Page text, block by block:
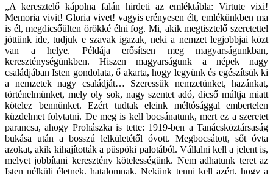
„A keresztelő kápolna falán hirdeti az emléktábla: Virtute vixi!
Memoria vivit! Gloria vivet! vagyis erényesen élt, emlékünkben ma
is él, megdicsőülten örökké élni fog. Mi, akik megtisztelő szeretettel
jöttünk ide, tudjuk e szavak igazak, neki a nemzet legjobbjai közt
van a helye. Példája erősítsen meg magyarságunkban,
kereszténységünkben. Hiszen magyarságunk a népek nagy
családjában Isten gondolata, ő akarta, hogy legyünk és egészítsük ki
a nemzetek nagy családját… Szeressük nemzetünket, hazánkat,
történelmünket, mely oly sok, nagy szentet adó, dicső múltja miatt
kötelez bennünket. Ezért tudtak eleink méltósággal embertelen
küzdelmet folytatni. De meg is kell bocsánatunk, mert ez a szeretet
parancsa, ahogy Prohászka is tette: 1919-ben a Tanácsköztársaság
bukása után a bosszú lelkületétől óvott. Megbocsátott, sőt óvta
azokat, akik kihajították a püspöki palotából. Vállalni kell a jelent is,
melyet jobbítani keresztény kötelességünk. Nem adhatunk teret az
Isten nélküli életnek, hatalomnak. Nekünk tenni kell azért, hogy a